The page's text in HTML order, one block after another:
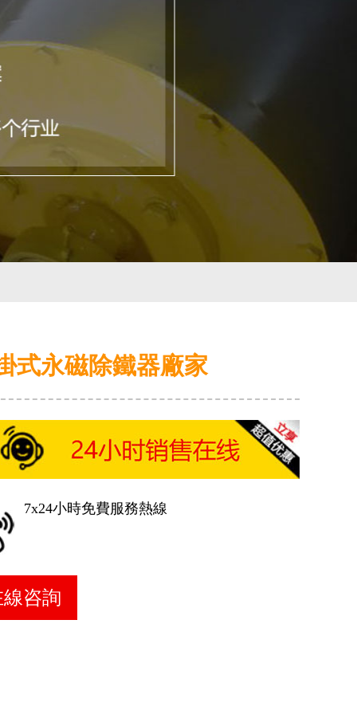
式永磁除鐵器廠家
7x24小時免費服務熱線
咨詢